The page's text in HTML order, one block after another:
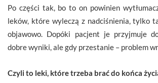
Po części tak, bo to on powinien
leków, które wyleczą z nadciśnienia, tylko
objawowo. Dopóki pacjent je przyjmuje
dobre wyniki, ale gdy przestanie – problem
Czyli to leki, które trzeba brać do końca